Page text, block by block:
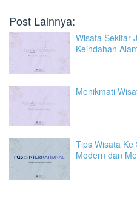
Post Lainnya:
Wisata Sekitar
Keindahan
Menikmati
Tips Wisata Ke
Modern dan